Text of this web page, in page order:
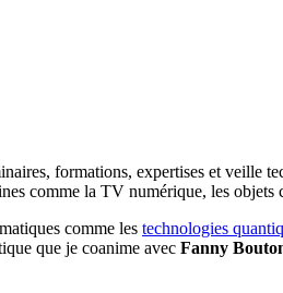
formations, expertises et veille
comme la TV numérique, les objets
comme les technologies
que je coanime avec Fanny